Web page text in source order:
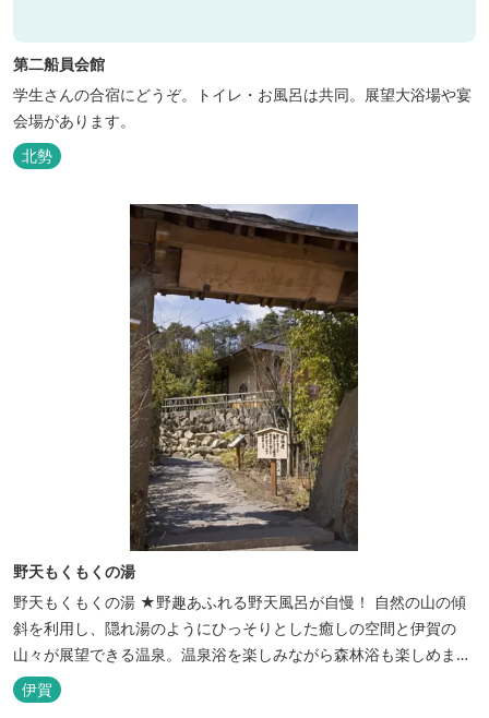
第二船員会館
学生さんの合宿にどうぞ。トイレ・お風呂は共同。展望大浴場や宴
会場があります。
北勢
野天もくもくの湯
野天もくもくの湯 ★野趣あふれる野天風呂が自慢！ 自然の山の傾
斜を利用し、隠れ湯のようにひっそりとした癒しの空間と伊賀の
山々が展望できる温泉。温泉浴を楽しみながら森林浴も楽しめま
す。一枚岩をくり貫いてつくった湯船もあり、風情ある空間が魅力
です。 ★源泉100％の野天風呂 源泉100％の野天風呂が2つあり、
伊賀